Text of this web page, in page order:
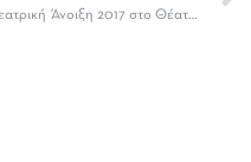
Θεατρική Άνοιξη 2017 στο Θέατρο «Καμπέρειο»